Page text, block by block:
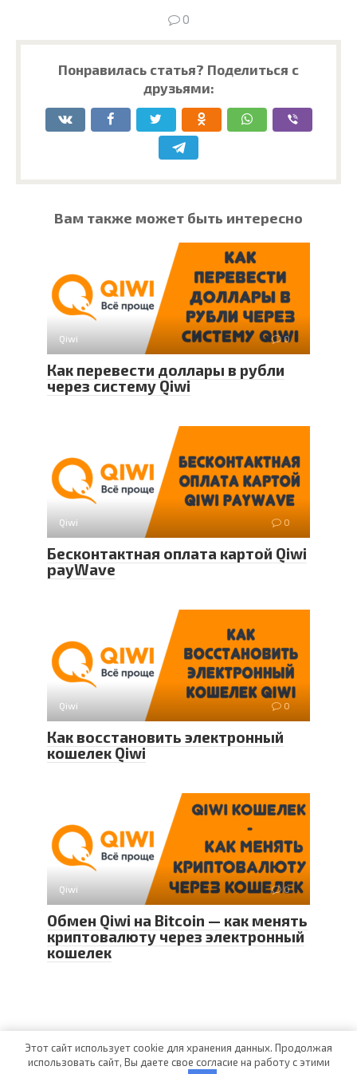
0
Понравилась статья? Поделиться с
друзьями:
Вам также может быть интересно
Qiwi 0
Как перевести доллары в рубли
через систему Qiwi
Qiwi 0
Бесконтактная оплата картой Qiwi
payWave
Qiwi 0
Как восстановить электронный
кошелек Qiwi
Qiwi 0
Обмен Qiwi на Bitcoin — как менять
криптовалюту через электронный
кошелек
Этот сайт использует cookie для хранения данных. Продолжая
использовать сайт, Вы даете свое согласие на работу с этими